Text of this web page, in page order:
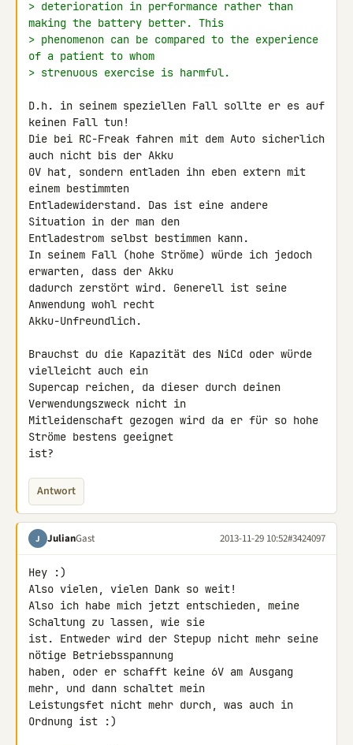
> deterioration in performance rather than
making the battery better. This
> phenomenon can be compared to the experience
of a patient to whom
> strenuous exercise is harmful.
D.h. in seinem speziellen Fall sollte er es auf
keinen Fall tun!
Die bei RC-Freak fahren mit dem Auto sicherlich
auch nicht bis der Akku
0V hat, sondern entladen ihn eben extern mit
einem bestimmten
Entladewiderstand. Das ist eine andere
Situation in der man den
Entladestrom selbst bestimmen kann.
In seinem Fall (hohe Ströme) würde ich jedoch
erwarten, dass der Akku
dadurch zerstört wird. Generell ist seine
Anwendung wohl recht
Akku-Unfreundlich.
Brauchst du die Kapazität des NiCd oder würde
vielleicht auch ein
Supercap reichen, da dieser durch deinen
Verwendungszweck nicht in
Mitleidenschaft gezogen wird da er für so hohe
Ströme bestens geeignet
ist?
Antwort
J JulianGast 2013-11-29 10:52#3424097
Hey :)
Also vielen, vielen Dank so weit!
Also ich habe mich jetzt entschieden, meine
Schaltung zu lassen, wie sie
ist. Entweder wird der Stepup nicht mehr seine
nötige Betriebsspannung
haben, oder er schafft keine 6V am Ausgang
mehr, und dann schaltet mein
Leistungsfet nicht mehr durch, was auch in
Ordnung ist :)